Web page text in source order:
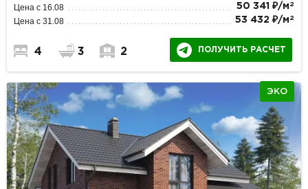
Цена с 16.08 50 341 ₽/м 2
Цена с 31.08 53 432 ₽/м 2
4 3 2 ПОЛУЧИТЬ РАСЧЕТ
ЭКО